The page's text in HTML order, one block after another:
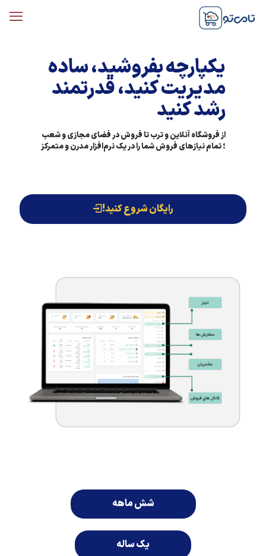
یکپارچه بفروشید، ساده
مدیریت کنید، قدرتمند
رشد کنید
از فروشگاه آنلاین و ترب تا فروش در فضای مجازی و شعب
؛تمام نیازهای فروش شما را در یک نرم‌افزار مدرن و متمرکز
رایگان شروع کنید!
شش ماهه
یک ساله